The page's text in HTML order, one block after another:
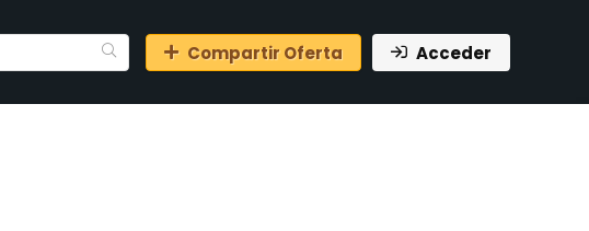
Compartir Oferta Acceder